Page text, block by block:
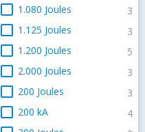
check_box_outline_blank 1.080 Joules 3
check_box_outline_blank 1.125 Joules 3
check_box_outline_blank 1.200 Joules 5
check_box_outline_blank 2.000 Joules 3
check_box_outline_blank 200 Joules 3
check_box_outline_blank 200 kA 4